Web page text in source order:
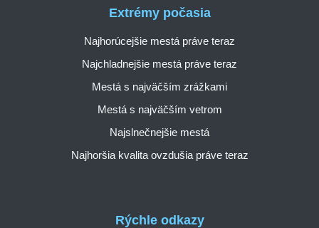
Rýchle odkazy
Extrémy počasia
Najhorúcejšie mestá práve teraz
Najchladnejšie mestá práve teraz
Mestá s najväčším zrážkami
Mestá s najväčším vetrom
Najslnečnejšie mestá
Najhoršia kvalita ovzdušia práve teraz